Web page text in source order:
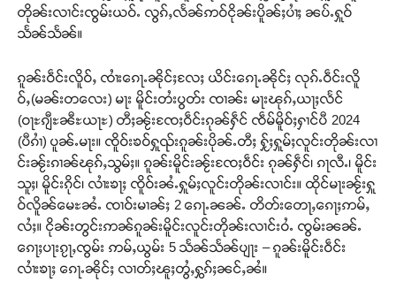
တိုၼ်းလၢင်းၸွမ်းယဝ်ႉ လွၵ်ႇလႅၼ်ဢဝ်ငိုၼ်းပိူၼ်ႈပၢႆႈ ၼပ်ႉႁူဝ်
သႅၼ်သႅၼ်။
ၵူၼ်းဝဵင်းလိူဝ်ႇ ၸၢႆးၵေႃႉၼိုင်ႈလႄႈ ယိင်းၵေႃႉၼိုင်ႈ လုၵ်ႉဝဵင်းလိူ
ဝ်ႇ(မၼ်းတလေး) မႃး မိူင်းတႆးပွတ်း ၸၢၼ်း မႃးၽုၵ်ႇယႃႈလႅင်
(ဝႃႊၵျီႊၼီႊယႃႊ) တီႈၼႂ်းၸႄႈဝဵင်းၵုၼ်ႁဵင် ၸဵမ်မိူဝ်ႈႁၢင်ပီ 2024
(ပီၵၢႆ) ပူၼ်ႉမႃး။ ၸိူဝ်းၶဝ်ႁူၺ်းၵူၼ်းပိုၼ်ႉတီႈ ႁႂ်ႈႁူမ်ႈလူင်းတိုၼ်းလၢ
င်းၼႂ်းၵၢၼ်ၽုၵ်ႇသွမ်ႈ။ ၵူၼ်းမိူင်းၼႂ်းၸႄႈဝဵင်း ၵုၼ်ႁဵင်၊ ၵႃလီႉ၊ မိူင်း
သူႈ၊ မိူင်းၵိုင်၊ လၢႆးၶႃႈ ၸိူဝ်းၼႆႉႁူမ်ႈလူင်းတိုၼ်းလၢင်း။ ထိုင်မႃးၼႂ်းႁူ
ဝ်လိူၼ်မေႊၼႆႉ ၸၢဝ်းမၢၼ်ႈ 2 ၵေႃႉၼၼ်ႉ တိတ်းတေႃႇၵေႃႈဢမ်ႇ
လႆႈ။ ငိုၼ်းတွင်းဢၼ်ၵူၼ်းမိူင်းလူင်းတိုၼ်းလၢင်းဝႆႉ ၸွမ်းၼၼ်ႉ
ၵေႃႈပႃးၵႂႃႇၸွမ်း ဢမ်ႇယွမ်း 5 သႅၼ်သႅၼ်ပျႃး – ၵူၼ်းမိူင်းဝဵင်း
လၢႆးၶႃႈ ၵေႃႉၼိုင်ႈ လၢတ်ႈၽူႈတွႆႇႁွၵ်ႈၼင်ႇၼႆ။